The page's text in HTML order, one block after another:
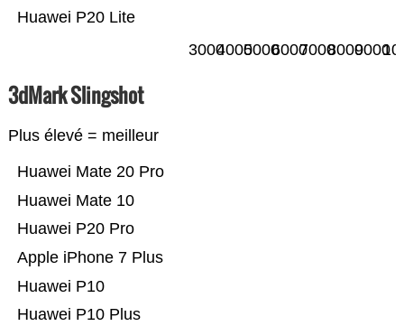
Huawei P20 Lite
3000400050006000700080009000
3dMark Slingshot
Plus élevé = meilleur
Huawei P10 Plus
Huawei P10
Apple iPhone 7 Plus
Huawei P20 Pro
Huawei Mate 10
Huawei Mate 20 Pro